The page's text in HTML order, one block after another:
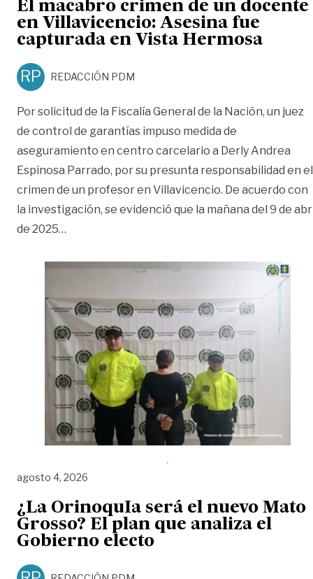
El macabro crimen de un docente
en Villavicencio: Asesina fue
capturada en Vista Hermosa
RP REDACCIÓN PDM
Por solicitud de la Fiscalía General de la Nación, un juez
de control de garantías impuso medida de
aseguramiento en centro carcelario a Derly Andrea
Espinosa Parrado, por su presunta responsabilidad en el
crimen de un profesor en Villavicencio. De acuerdo con
la investigación, se evidenció que la mañana del 9 de
de 2025…
agosto 4, 2026
¿La OrinoquIa será el nuevo Mato
Grosso? El plan que analiza el
Gobierno electo